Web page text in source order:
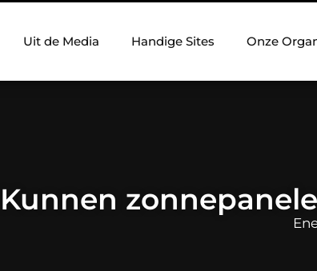
Uit de Media Handige Sites Onze
Kunnen